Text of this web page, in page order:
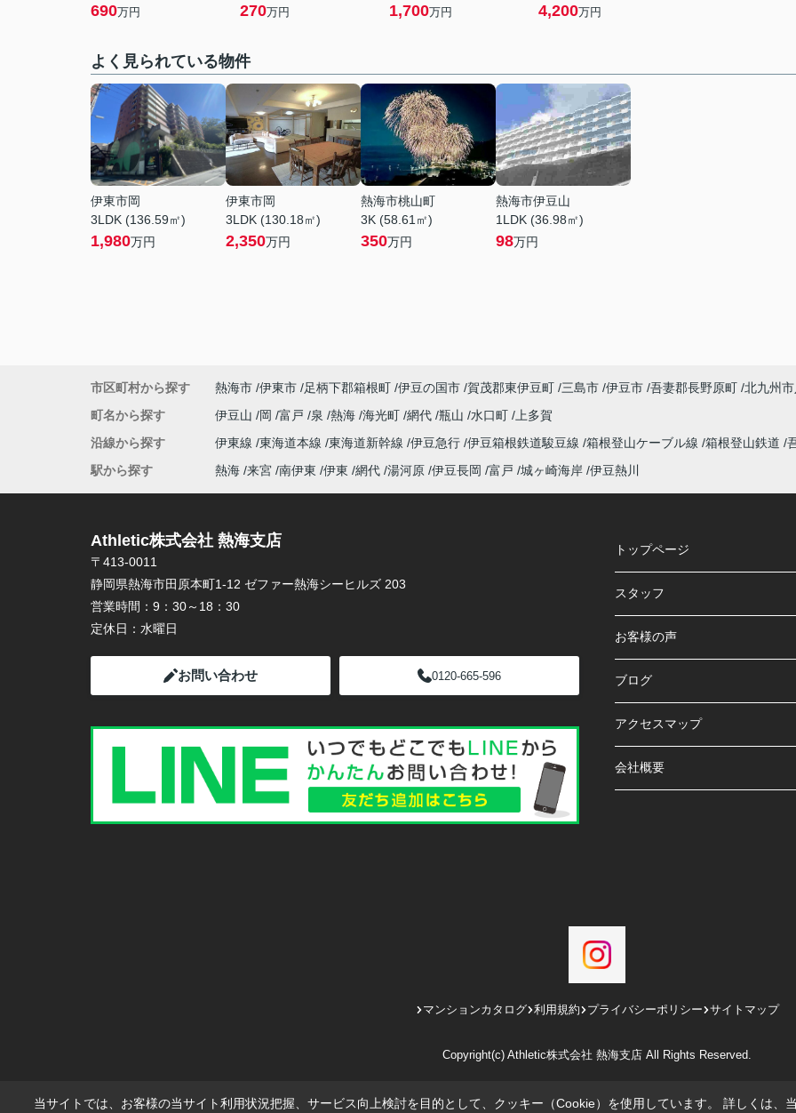
690万円 270万円 1,700万円 4,200万円
よく見られている物件
伊東市岡
3LDK (136.59㎡)
1,980万円
伊東市岡
3LDK (130.18㎡)
2,350万円
熱海市桃山町
3K (58.61㎡)
350万円
熱海市伊豆山
1LDK (36.98㎡)
98万円
市区町村から探す 熱海市 伊東市 足柄下郡箱根町 伊豆の国市 賀茂郡東伊豆町 三島市 伊豆市 吾妻郡長野原町 北九州
町名から探す
伊豆山 岡 富戸 泉 熱海 海光町 網代 瓶山 水口町
上多賀
沿線から探す
伊東線 東海道本線 東海道新幹線 伊豆急行 伊豆箱根鉄道駿豆線 箱根登山ケーブル線 箱根登山鉄道
駅から探す
熱海 来宮 南伊東 伊東 網代 湯河原 伊豆長岡 富戸 城ヶ崎海岸 伊豆熱川
Athletic株式会社 熱海支店
〒413-0011
静岡県熱海市田原本町1-12 ゼファー熱海シーヒルズ 203
営業時間： 9：30～18：30
定休日： 水曜日
お問い合わせ 0120-665-596
トップページ
スタッフ
お客様の声
ブログ
アクセスマップ
会社概要
マンションカタログ 利用規約 プライバシーポリシー サイトマップ
Copyright(c) Athletic株式会社 熱海支店 All Rights Reserved.
当サイトでは、お客様の当サイト利用状況把握、サービス向上検討を目的として、クッキー（Cookie）を使用しています。 詳しくは、